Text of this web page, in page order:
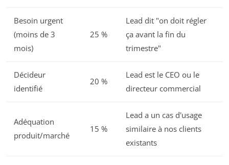
Besoin urgent
(moins de 3
mois)
25 %
Lead dit "on doit régler
ça avant la fin du
trimestre"
Décideur
identifié
20 %
Lead est le CEO ou le
directeur commercial
Adéquation
produit/marché
15 %
Lead a un cas d'usage
similaire à nos clients
existants